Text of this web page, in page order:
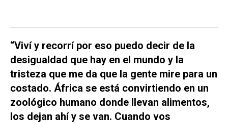
“Viví y recorrí por eso puedo decir de la
desigualdad que hay en el mundo y la
tristeza que me da que la gente mire para un
costado. África se está convirtiendo en un
zoológico humano donde llevan alimentos,
los dejan ahí y se van. Cuando vos